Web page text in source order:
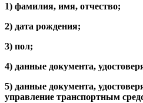
1) фамилия, имя, отчество;
2) дата рождения;
3) пол;
4) данные документа,
5) данные документа,
управление транспортным